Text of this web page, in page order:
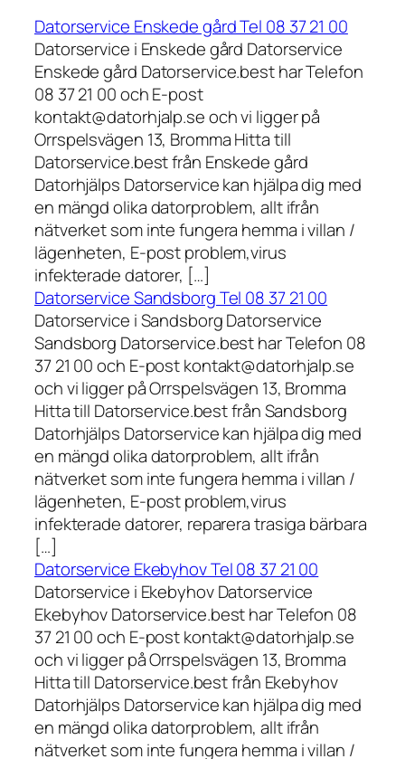
Datorservice Enskede gård Tel 08 37 21 00
Datorservice i Enskede gård Datorservice
Enskede gård Datorservice.best har Telefon
08 37 21 00 och E-post
kontakt@datorhjalp.se och vi ligger på
Orrspelsvägen 13, Bromma Hitta till
Datorservice.best från Enskede gård
Datorhjälps Datorservice kan hjälpa dig med
en mängd olika datorproblem, allt ifrån
nätverket som inte fungera hemma i villan /
lägenheten, E-post problem,virus
infekterade datorer, […]
Datorservice Sandsborg Tel 08 37 21 00
Datorservice i Sandsborg Datorservice
Sandsborg Datorservice.best har Telefon 08
37 21 00 och E-post kontakt@datorhjalp.se
och vi ligger på Orrspelsvägen 13, Bromma
Hitta till Datorservice.best från Sandsborg
Datorhjälps Datorservice kan hjälpa dig med
en mängd olika datorproblem, allt ifrån
nätverket som inte fungera hemma i villan /
lägenheten, E-post problem,virus
infekterade datorer, reparera trasiga bärbara
[…]
Datorservice Ekebyhov Tel 08 37 21 00
Datorservice i Ekebyhov Datorservice
Ekebyhov Datorservice.best har Telefon 08
37 21 00 och E-post kontakt@datorhjalp.se
och vi ligger på Orrspelsvägen 13, Bromma
Hitta till Datorservice.best från Ekebyhov
Datorhjälps Datorservice kan hjälpa dig med
en mängd olika datorproblem, allt ifrån
nätverket som inte fungera hemma i villan /